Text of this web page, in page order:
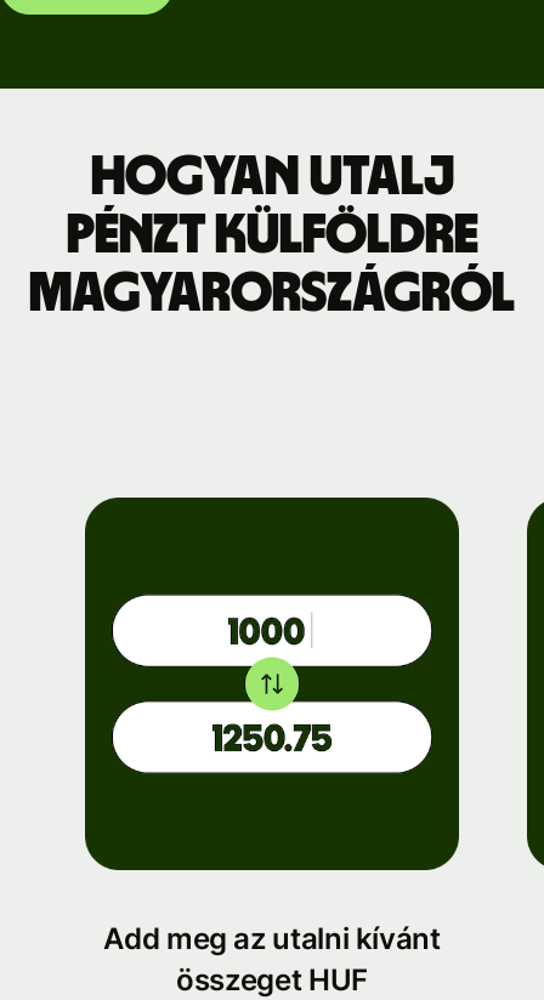
Hogyan utalj
pénzt külföldre
Magyarországról
Add meg az utalni kívánt
összeget HUF